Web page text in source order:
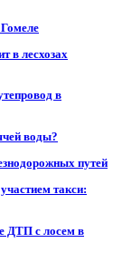
в лесхозах
в
воды?
путей
такси:
ДТП с лосем в